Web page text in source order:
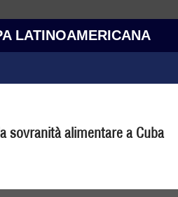
LATINOAMERICANA
sovranità alimentare a Cuba